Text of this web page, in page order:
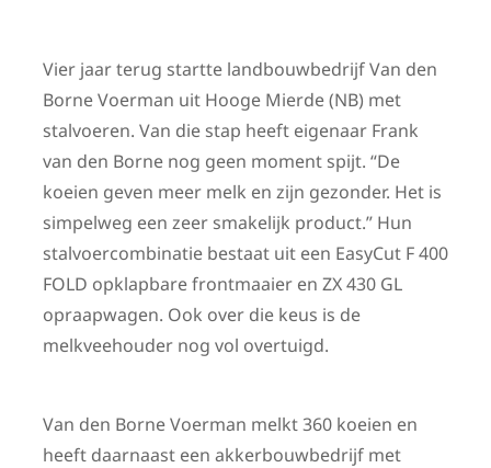
Vier jaar terug startte landbouwbedrijf Van den
Borne Voerman uit Hooge Mierde (NB) met
stalvoeren. Van die stap heeft eigenaar Frank
van den Borne nog geen moment spijt. “De
koeien geven meer melk en zijn gezonder. Het is
simpelweg een zeer smakelijk product.” Hun
stalvoercombinatie bestaat uit een EasyCut F 400
FOLD opklapbare frontmaaier en ZX 430 GL
opraapwagen. Ook over die keus is de
melkveehouder nog vol overtuigd.
Van den Borne Voerman melkt 360 koeien en
heeft daarnaast een akkerbouwbedrijf met